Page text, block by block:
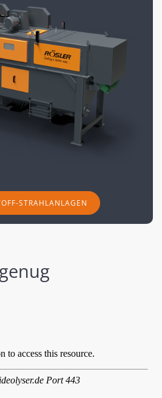
STRAHLANLAGEN